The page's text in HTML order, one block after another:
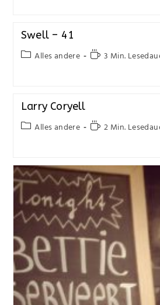
Swell – 41
Alles andere 3 Min.
Larry Coryell
Alles andere 2 Min.